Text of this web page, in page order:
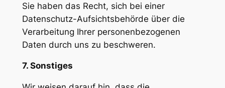
Sie haben das Recht, sich bei einer
Datenschutz-Aufsichtsbehörde über die
Verarbeitung Ihrer personenbezogenen
Daten durch uns zu beschweren.
7. Sonstiges